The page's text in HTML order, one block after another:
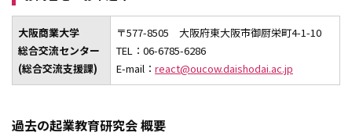
大阪商業大学
総合交流センター
(総合交流支援課)
〒577-8505 大阪府東大阪市御厨栄町4-1-10
TEL：06-6785-6286
E-mail： react@oucow.daishodai.ac.jp
過去の起業教育研究会 概要